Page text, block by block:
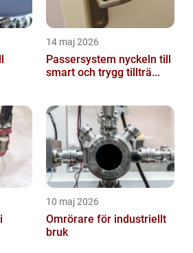
14 maj 2026
Passersystem nyckeln till
smart och trygg tillträ...
10 maj 2026
Omrörare för industriellt
bruk